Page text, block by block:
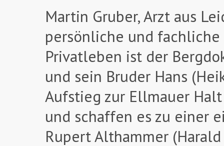
Martin Gruber, Arzt aus
persönliche und
Privatleben ist der
und sein Bruder Hans
Aufstieg zur Ellmauer
und schaffen es zu einer
Rupert Althammer